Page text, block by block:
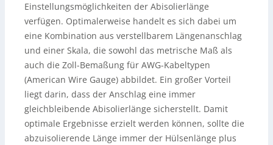
Einstellungsmöglichkeiten der Abisolierlänge
verfügen. Optimalerweise handelt es sich dabei um
eine Kombination aus verstellbarem Längenanschlag
und einer Skala, die sowohl das metrische Maß als
auch die Zoll-Bemaßung für AWG-Kabeltypen
(American Wire Gauge) abbildet. Ein großer Vorteil
liegt darin, dass der Anschlag eine immer
gleichbleibende Abisolierlänge sicherstellt. Damit
optimale Ergebnisse erzielt werden können, sollte die
abzuisolierende Länge immer der Hülsenlänge plus